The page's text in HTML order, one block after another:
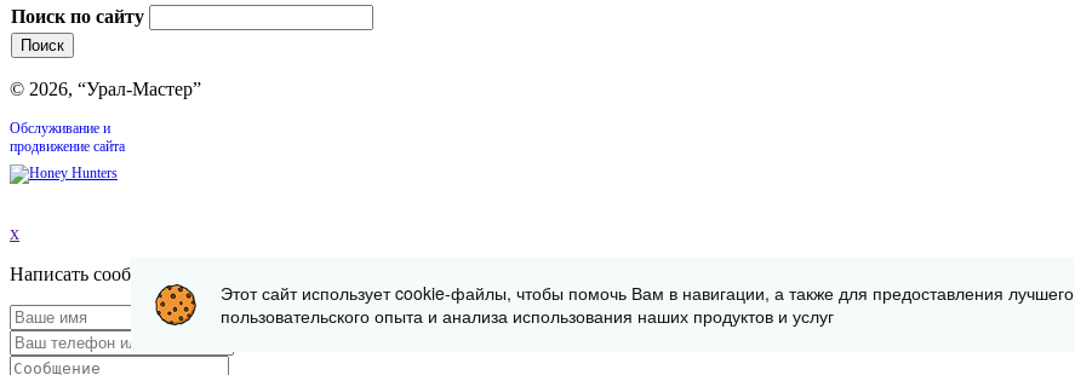
Поиск по сайту
© 2026, “Урал-Мастер”
Обслуживание и
продвижение сайта
x
Написать сообщение
Этот сайт использует cookie-файлы, чтобы помочь Вам в навигации, а также для предоставления лучшего
пользовательского опыта и анализа использования наших продуктов и услуг